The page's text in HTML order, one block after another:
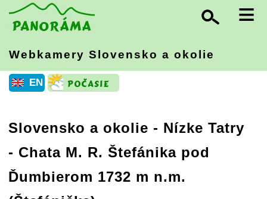
≡
Webkamery Slovensko a okolie
EN
Slovensko a okolie - Nízke Tatry
- Chata M. R. Štefánika pod
Ďumbierom 1732 m n.m.